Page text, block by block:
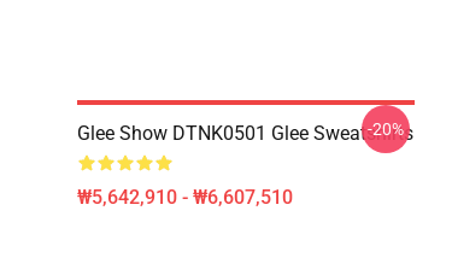
Glee Show DTNK0501 Glee Sweatshirts
₩5,642,910 - ₩6,607,510
-20%